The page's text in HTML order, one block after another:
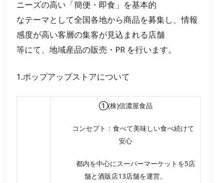
ニーズの高い「簡便・即食」を基本的
なテーマとして全国各地から商品を募集し、情報
感度が高い客層の集客が見込まれる店舗
等にて、地域産品の販売・PR を行います。
1.ポップアップストアについて
①(株)信濃屋食品
コンセプト：食べて美味しい食べ続けて
安心
都内を中心にスーパーマーケットを5店
舗と酒販店13店舗を運営。